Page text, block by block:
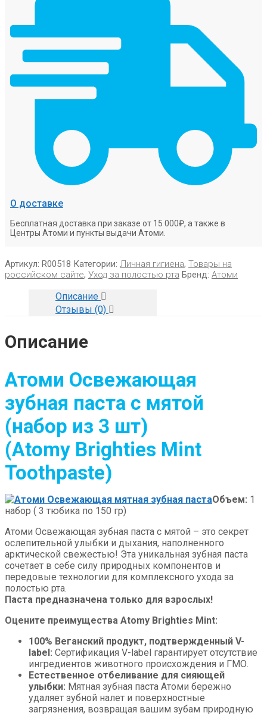
О доставке
Бесплатная доставка при заказе от 15 000₽, а также в
Центры Атоми и пункты выдачи Атоми.
Артикул: R00518 Категории: Личная гигиена, Товары на
российском сайте, Уход за полостью рта Бренд: Атоми
Описание
Отзывы (0)
Описание
Атоми Освежающая
зубная паста с мятой
(набор из 3 шт)
(Atomy Brighties Mint
Toothpaste)
Объем: 1
набор ( 3 тюбика по 150 гр)
Атоми Освежающая зубная паста с мятой – это секрет
ослепительной улыбки и дыхания, наполненного
арктической свежестью! Эта уникальная зубная паста
сочетает в себе силу природных компонентов и
передовые технологии для комплексного ухода за
полостью рта.
Паста предназначена только для взрослых!
Оцените преимущества Atomy Brighties Mint:
100% Веганский продукт, подтвержденный V-
label: Сертификация V-label гарантирует отсутствие
ингредиентов животного происхождения и ГМО.
Естественное отбеливание для сияющей
улыбки: Мятная зубная паста Атоми бережно
удаляет зубной налет и поверхностные
загрязнения, возвращая вашим зубам природную